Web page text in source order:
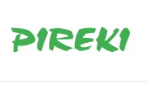
ke
konten